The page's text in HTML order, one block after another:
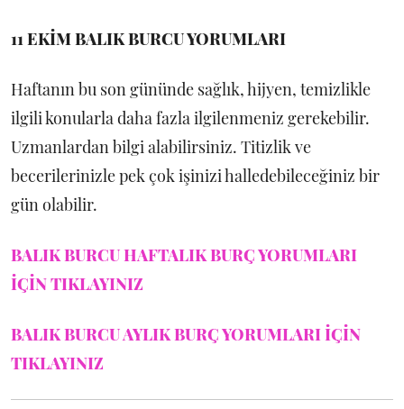
11 EKİMBALIK BURCU YORUMLARI
Haftanın bu son gününde sağlık, hijyen, temizlikle
ilgili konularla daha fazla ilgilenmeniz gerekebilir.
Uzmanlardan bilgi alabilirsiniz. Titizlik ve
becerilerinizle pek çok işinizi halledebileceğiniz bir
gün olabilir.
BALIK BURCU HAFTALIK BURÇ YORUMLARI
İÇİN TIKLAYINIZ
BALIK BURCU AYLIK BURÇ YORUMLARI İÇİN
TIKLAYINIZ